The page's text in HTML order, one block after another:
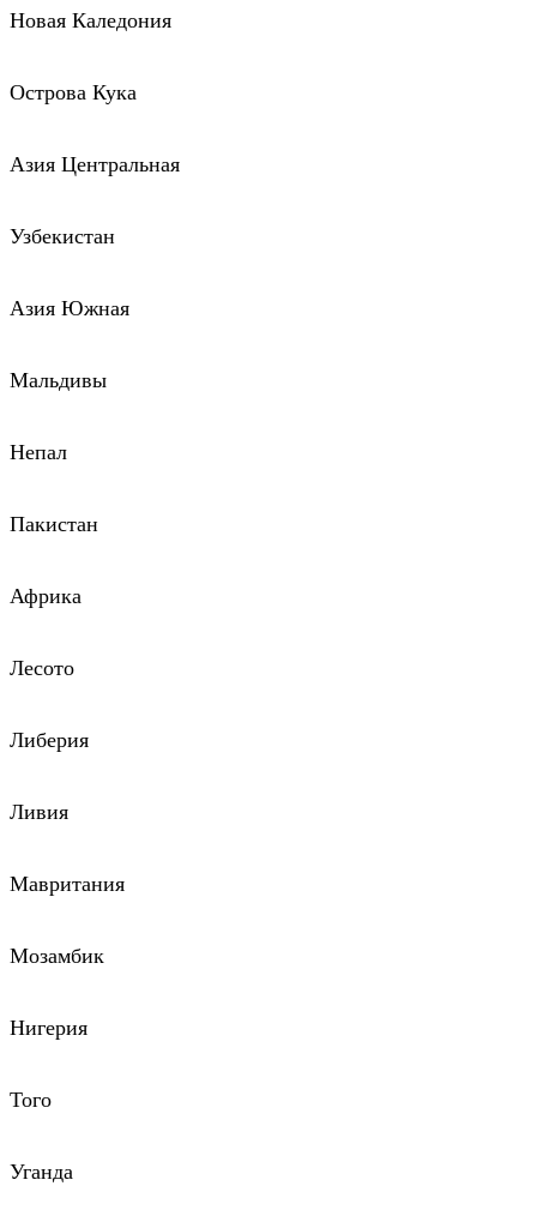
Новая Каледония
Острова Кука
Азия Центральная
Узбекистан
Азия Южная
Мальдивы
Непал
Пакистан
Африка
Лесото
Либерия
Ливия
Мавритания
Мозамбик
Нигерия
Того
Уганда